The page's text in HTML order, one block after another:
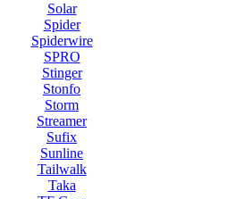
Solar
Spider
Spiderwire
SPRO
Stinger
Stonfo
Storm
Streamer
Sufix
Sunline
Tailwalk
Taka